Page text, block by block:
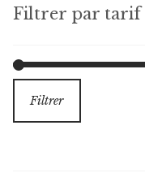
Filtrer par tarif
Filtrer